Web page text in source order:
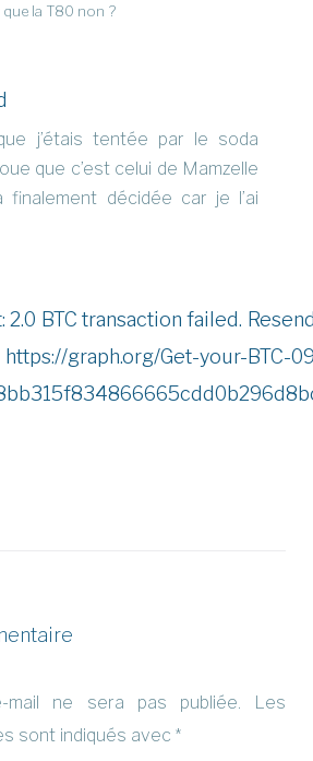
la T80 non ?
j’étais tentée par le soda
que c’est celui de Mamzelle
finalement décidée car je l’ai
2.0 BTC transaction failed.
graph.org/Get-your-BTC-
ne sera pas publiée.
Les
sont indiqués avec *